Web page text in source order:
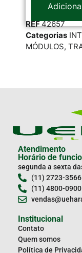
REF42657
Categorias
MÓDULOS,
Atendimento
Horário de
segunda a sexta
(11) 2723-3566
(11) 4800-0900
Institucional
Contato
Quem somos
Política de